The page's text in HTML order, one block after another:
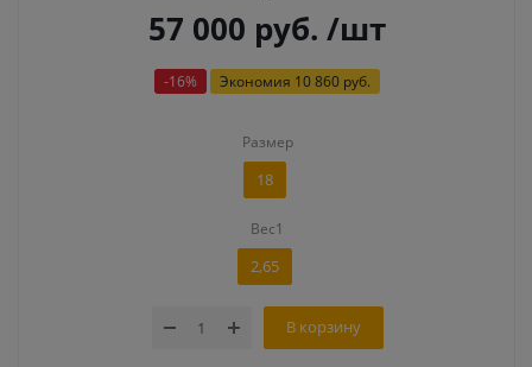
57 000 руб. /шт
-16% Экономия 10 860 руб.
Размер
18
Вес1
2,65
В корзину